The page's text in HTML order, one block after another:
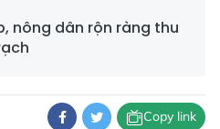
nông dân rộn ràng thu
Copy link